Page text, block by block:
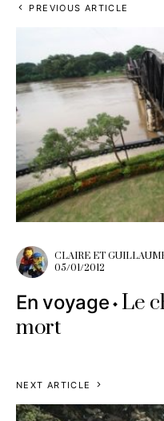
PREVIOUS ARTICLE
CLAIRE ET
05/01/2012
En voyage Le
mort
NEXT ARTICLE